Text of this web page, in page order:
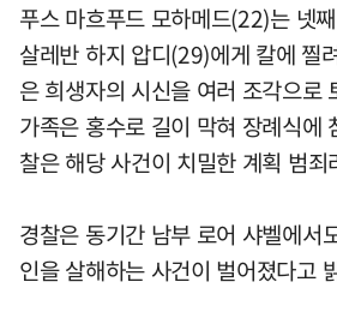
푸스 마흐푸드 모하메드(22)는 넷
살레반 하지 압디(29)에게 칼에 찔
은 희생자의 시신을 여러 조각으로
가족은 홍수로 길이 막혀 장례식에
찰은 해당 사건이 치밀한 계획 범죄
경찰은 동기간 남부 로어 샤벨에서
인을 살해하는 사건이 벌어졌다고